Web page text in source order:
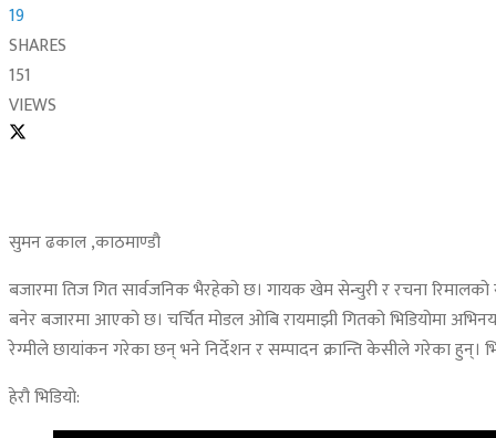
19
SHARES
151
VIEWS
सुमन ढकाल ,काठमाण्डौ
बजारमा तिज गित सार्वजनिक भैरहेको छ। गायक खेम सेन्चुरी र रचना रिमालको
बनेर बजारमा आएको छ। चर्चित मोडल ओबि रायमाझी गितको भिडियोमा
रेग्मीले छायांकन गरेका छन् भने निर्देशन र सम्पादन क्रान्ति केसीले गरेका हुन्।
हेरौ भिडियो: